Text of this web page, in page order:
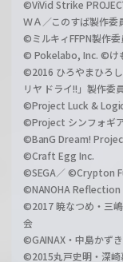
©ViVid Strike
ＷＡ／このすば製作委
©ミルキィFFPN製作委
© Pokelabo, Inc. ©け
©2016 ひろやまひろ
リヤ ドライ!!」製作委
©Project Luck &
©Project シンフォギ
©BanG Dream!
©Craft Egg Inc.
©SEGA／ ©Crypton
©NANOHA Reflection
©2017 暁なつめ・三
会
©GAINAX・中島かず
©2015丸戸史明・深崎